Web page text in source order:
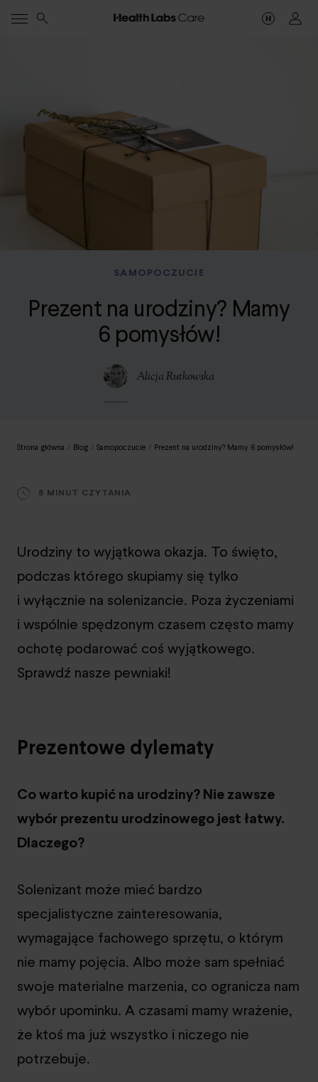
SAMOPOCZUCIE
Prezent na urodziny? Mamy
6 pomysłów!
Alicja Rutkowska
Strona główna / Blog / Samopoczucie / Prezent na urodziny? Mamy 6 pomysłów!
8 MINUT CZYTANIA
Urodziny to wyjątkowa okazja. To święto,
podczas którego skupiamy się tylko
i wyłącznie na solenizancie. Poza życzeniami
i wspólnie spędzonym czasem często mamy
ochotę podarować coś wyjątkowego.
Sprawdź nasze pewniaki!
Prezentowe dylematy
Co warto kupić na urodziny? Nie zawsze
wybór prezentu urodzinowego jest łatwy.
Dlaczego?
Solenizant może mieć bardzo
specjalistyczne zainteresowania,
wymagające fachowego sprzętu, o którym
nie mamy pojęcia. Albo może sam spełniać
swoje materialne marzenia, co ogranicza nam
wybór upominku. A czasami mamy wrażenie,
że ktoś ma już wszystko i niczego nie
potrzebuje.